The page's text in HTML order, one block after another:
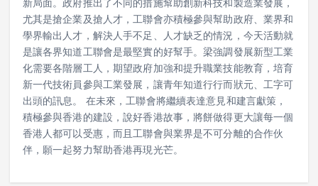
新局面。政府推出了不同的措施幫助創新科技和製造業發展，
尤其是搶企業及搶人才，工聯會亦積極參與幫助政府、業界和
學界輸出人才，解決人手不足、人才缺乏的情況，今天活動就
是讓各界知道工聯會是最堅實的好幫手。梁強調發展新型工業
化需要各階層工人，期望政府加強和提升職業技能教育，培育
新一代技術員參與工業發展，讓青年知道行行而狀元、工字可
出頭的訊息。 在未來，工聯會將繼續表達意見和建言獻策，
積極參與香港的建設，說好香港故事，將餅做得更大讓每一個
香港人都可以受惠，而且工聯會與業界是不可分離的合作伙
伴，願一起努力幫助香港再現光芒。